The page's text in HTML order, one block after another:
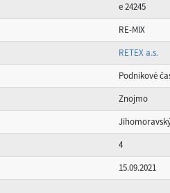
e 24245
RE-MIX
RETEX a.s.
Podnikové
Znojmo
4
15.09.2021